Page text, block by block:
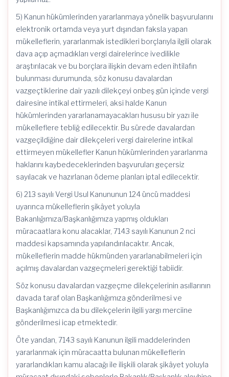
5) Kanun hükümlerinden yararlanmaya yönelik başvurularını
elektronik ortamda veya yurt dışından faksla yapan
mükelleflerin, yararlanmak istedikleri borçlarıyla ilgili olarak
dava açıp açmadıkları vergi dairelerince ivedilikle
araştırılacak ve bu borçlara ilişkin devam eden ihtilafın
bulunması durumunda, söz konusu davalardan
vazgeçtiklerine dair yazılı dilekçeyi onbeş gün içinde vergi
dairesine intikal ettirmeleri, aksi halde Kanun
hükümlerinden yararlanamayacakları hususu bir yazı ile
mükelleflere tebliğ edilecektir. Bu sürede davalardan
vazgeçildiğine dair dilekçeleri vergi dairelerine intikal
ettirmeyen mükellefler Kanun hükümlerinden yararlanma
haklarını kaybedeceklerinden başvuruları geçersiz
sayılacak ve hazırlanan ödeme planları iptal edilecektir.
6) 213 sayılı Vergi Usul Kanununun 124 üncü maddesi
uyarınca mükelleflerin şikâyet yoluyla
Bakanlığımıza/Başkanlığımıza yapmış oldukları
müracaatlara konu alacaklar, 7143 sayılı Kanunun 2 nci
maddesi kapsamında yapılandırılacaktır. Ancak,
mükelleflerin madde hükmünden yararlanabilmeleri için
açılmış davalardan vazgeçmeleri gerektiği tabiidir.
Söz konusu davalardan vazgeçme dilekçelerinin asıllarının
davada taraf olan Başkanlığımıza gönderilmesi ve
Başkanlığımızca da bu dilekçelerin ilgili yargı merciine
gönderilmesi icap etmektedir.
Öte yandan, 7143 sayılı Kanunun ilgili maddelerinden
yararlanmak için müracaatta bulunan mükelleflerin
yararlandıkları kamu alacağı ile ilişkili olarak şikâyet yoluyla